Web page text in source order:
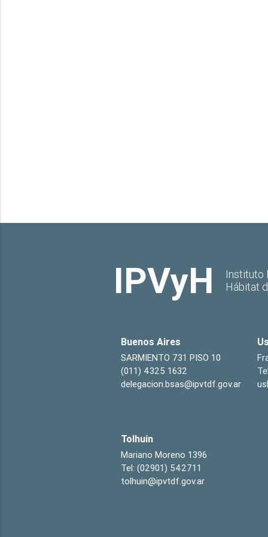
IPVyH
Instituto
Hábitat
Buenos Aires
SARMIENTO 731 PISO 10
(011) 4325 1632
delegacion.bsas@ipvtdf.gov.ar
Tolhuin
Mariano Moreno 1396
Tel: (02901) 542711
tolhuin@ipvtdf.gov.ar